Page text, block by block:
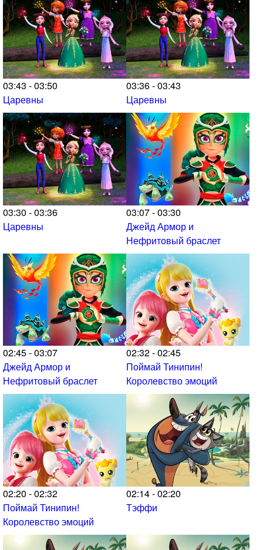
03:43 - 03:50
Царевны
03:36 - 03:43
Царевны
03:30 - 03:36
Царевны
03:07 - 03:30
Джейд Армор и
Нефритовый браслет
02:45 - 03:07
Джейд Армор и
Нефритовый браслет
02:32 - 02:45
Поймай Тинипин!
Королевство эмоций
02:20 - 02:32
Поймай Тинипин!
Королевство эмоций
02:14 - 02:20
Тэффи